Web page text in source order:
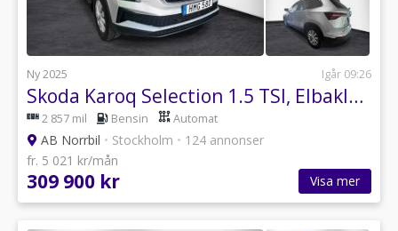
Ny 2025 Igår 09:26
Skoda Karoq Selection 1.5 TSI, Elbaklucka, Värmare, Keyless
2 857 mil Bensin Automat
AB Norrbil • Stockholm • 124 annonser
fr. 5 021 kr/mån
309 900 kr Visa mer